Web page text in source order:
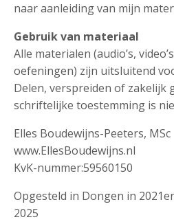
naar aanleiding van mijn
Gebruik van materiaal
Alle materialen (audio’s,
oefeningen) zijn uitsluitend
Delen, verspreiden of zakelijk
schriftelijke toestemming is
Elles Boudewijns-Peeters, MSc
www.EllesBoudewijns.nl
KvK-nummer:59560150
Opgesteld in Dongen in
2025